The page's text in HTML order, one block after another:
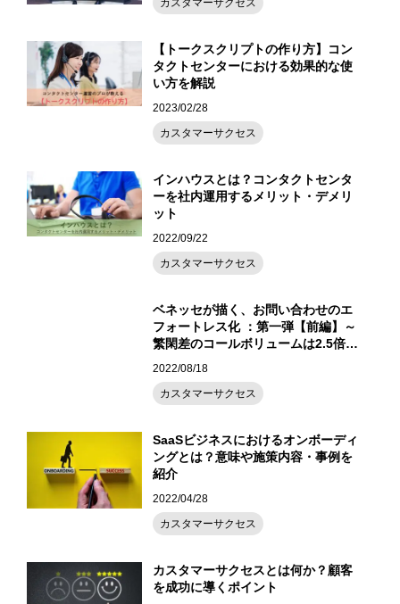
カスタマーサクセス
【トークスクリプトの作り方】コン
タクトセンターにおける効果的な使
い方を解説
2023/02/28
カスタマーサクセス
インハウスとは？コンタクトセンタ
ーを社内運用するメリット・デメリ
ット
2022/09/22
カスタマーサクセス
ベネッセが描く、お問い合わせのエ
フォートレス化 ：第一弾【前編】～
繁閑差のコールボリュームは2.5倍。
2022/08/18
カスタマーサクセス
SaaSビジネスにおけるオンボーディ
ングとは？意味や施策内容・事例を
紹介
2022/04/28
カスタマーサクセス
カスタマーサクセスとは何か？顧客
を成功に導くポイント